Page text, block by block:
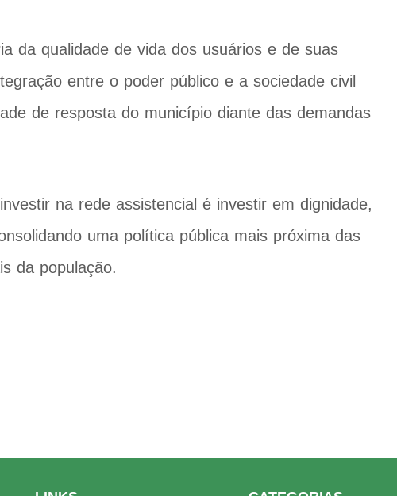
da qualidade de vida dos usuários e de suas
entre o poder público e a sociedade civil
de resposta do município diante das demandas
na rede assistencial é investir em dignidade,
uma política pública mais próxima das
da população.